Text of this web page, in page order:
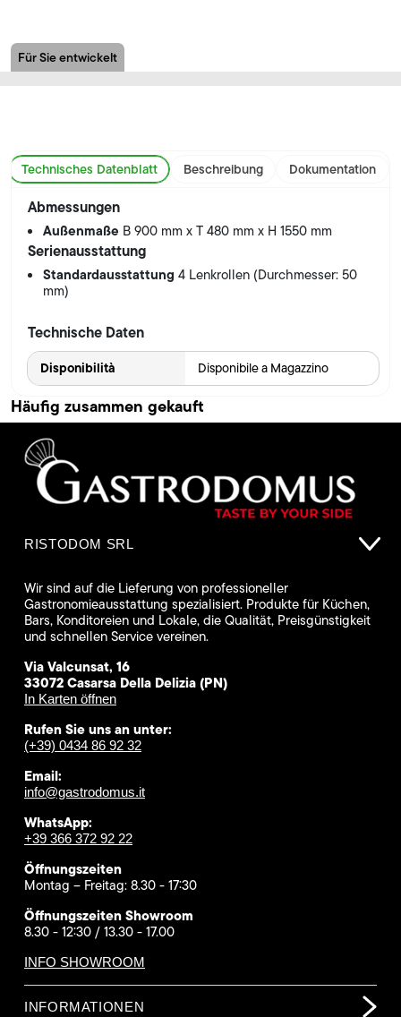
Für Sie entwickelt
Technisches Datenblatt Beschreibung Dokumentation
Abmessungen
Außenmaße B 900 mm x T 480 mm x H 1550 mm
Serienausstattung
Standardausstattung4 Lenkrollen (Durchmesser: 50
mm)
Technische Daten
Disponibilità Disponibile a Magazzino
Häufig zusammen gekauft
RISTODOM SRL
Wir sind auf die Lieferung von professioneller
Gastronomieausstattung spezialisiert. Produkte für Küchen,
Bars, Konditoreien und Lokale, die Qualität, Preisgünstigkeit
und schnellen Service vereinen.
Via Valcunsat, 16
33072 Casarsa Della Delizia (PN)
In Karten öffnen
Rufen Sie uns an unter:
(+39) 0434 86 92 32
Email:
info@gastrodomus.it
WhatsApp:
+39 366 372 92 22
Öffnungszeiten
Montag – Freitag: 8.30 - 17:30
Öffnungszeiten Showroom
8.30 - 12:30 / 13.30 - 17.00
INFO SHOWROOM
INFORMATIONEN